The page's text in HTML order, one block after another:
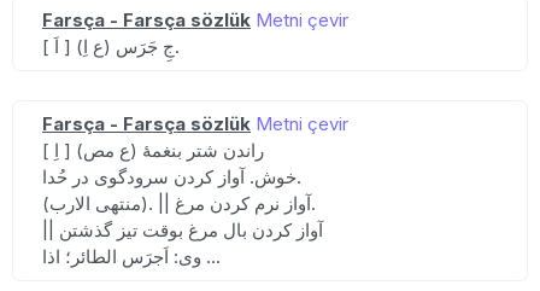
Farsça - Farsça sözlük Metni çevir
[ اَ ] (ع اِ) جِ جَرَس.
Farsça - Farsça sözlük Metni çevir
[ اِ ] (ع مص) راندن شتر بنغمهٔ
خوش. آواز کردن سرودگوی در حُدا.
(منتهی الارب). || آواز نرم کردن مرغ.
|| آواز کردن بال مرغ بوقت تیز گذشتن
وی: اَجرَس الطائر؛ اذا ...